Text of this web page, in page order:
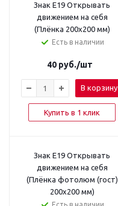
Знак E19 Открывать
движением на себя
(Плёнка 200x200 мм)
Есть в наличии
40 руб./шт
В корзину
Купить в 1 клик
Знак E19 Открывать
движением на себя
(Плёнка фотолюм (гост)
200x200 мм)